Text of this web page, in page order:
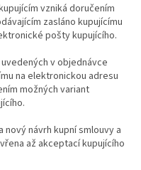
vzniká doručením
zasláno kupujícímu
pošty kupujícího.
v objednávce
na elektronickou adresu
možných variant
nový návrh kupní smlouvy a
až akceptací kupujícího